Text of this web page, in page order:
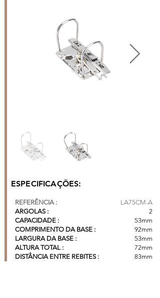
ESPECIFICAÇÕES:
REFERÊNCIA :
LA75CM-A
ARGOLAS :
CAPACIDADE :
COMPRIMENTO DA BASE :
LARGURA DA BASE :
ALTURA TOTAL :
DISTÂNCIA ENTRE REBITES :
2
53mm
92mm
53mm
72mm
83mm